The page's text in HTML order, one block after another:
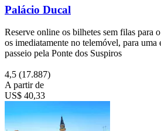
Palácio Ducal
Reserve online os bilhetes sem filas para
os imediatamente no telemóvel, para uma
passeio pela Ponte dos Suspiros
4,5 (17.887)
A partir de
US$ 40,33